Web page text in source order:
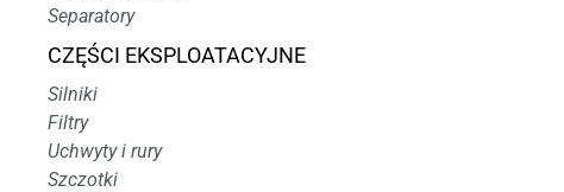
Separatory
CZĘŚCI EKSPLOATACYJNE
Silniki
Filtry
Uchwyty i rury
Szczotki